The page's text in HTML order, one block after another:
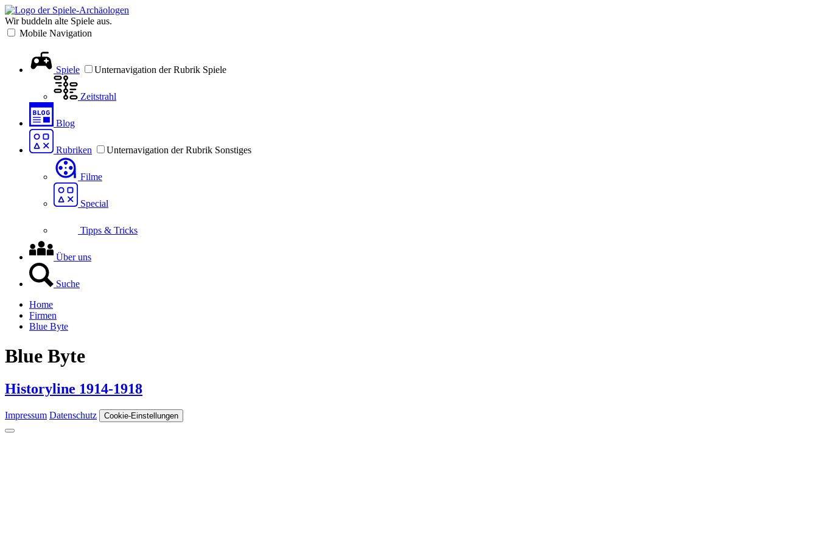
Wir buddeln alte Spiele aus.
Mobile Navigation
Spiele Unternavigation der Rubrik Spiele
Zeitstrahl
Blog
Rubriken Unternavigation der Rubrik Sonstiges
Filme
Special
Tipps & Tricks
Über uns
Suche
Home
Firmen
Blue Byte
Blue Byte
Historyline 1914-1918
Impressum Datenschutz Cookie-Einstellungen